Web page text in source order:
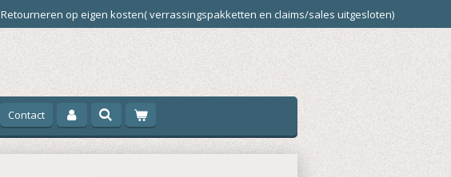
Retourneren op eigen kosten( verrassingspakketten en claims/sales uitgesloten)
Contact